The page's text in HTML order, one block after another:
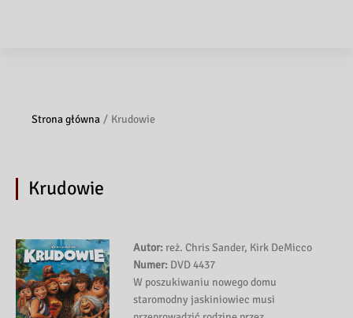
Strona główna Krudowie
Krudowie
Autor: reż. Chris Sander, Kirk DeMicco
Numer: DVD 4437
W poszukiwaniu nowego domu
staromodny jaskiniowiec musi